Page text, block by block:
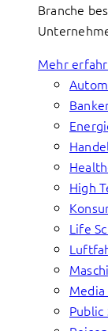
Branche
Mehr
Handel
High
Life
Public